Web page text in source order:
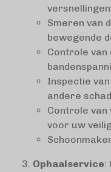
versnellingen
Smeren van
bewegende
Controle van
Inspectie
andere
Controle
voor uw
Ophaalservice: